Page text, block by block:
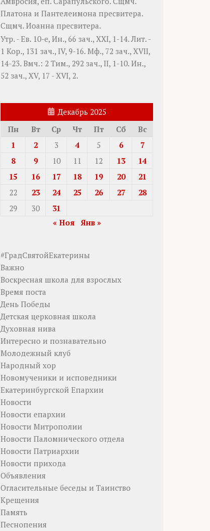
Платона и Пантелеимона пресвитера.
Сщмч. Иоанна пресвитера.
Утр. - Ев. 10-е, Ин., 66 зач., XXI, 1-14.Лит. -
1 Кор., 131 зач., IV, 9-16. Мф., 72 зач., XVII,
14-23. Вмч.: 2 Тим., 292 зач., II, 1-10. Ин.,
52 зач., XV, 17 - XVI, 2.
Декабрь 2025
Пн
Вт Ср Чт Пт Сб
Вс
1
2 3 4 5 6
7
8
9 10 11 12 13
14
15
16 17 18 19 20
21
22
23 24 25 26 27
28
29
30
31
« Ноя
Янв »
#ГрадСвятойЕкатерины
Важно
Воскресная школа для взрослых
Время поста
День Победы
Детская церковная школа
Духовная нива
Интересно и познавательно
Молодежный клуб
Народный хор
Новомученики и исповедники
Екатеринбургской Епархии
Новости
Новости епархии
Новости Митрополии
Новости Паломнического отдела
Новости Патриархии
Новости прихода
Объявления
Огласительные беседы и Таинство
Крещения
Память
Песнопения